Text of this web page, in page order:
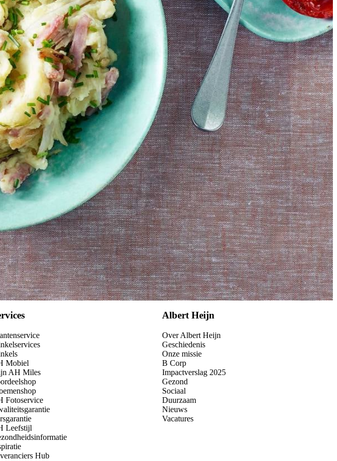
recept?
Mobiel
AH Miles
Fotoservice
Leefstijl
Hub
Albert Heijn
Over Albert Heijn
Geschiedenis
Onze missie
B Corp
Impactverslag 2025
Gezond
Sociaal
Duurzaam
Nieuws
Vacatures